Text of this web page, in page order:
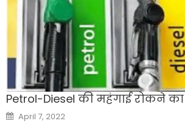
Petrol-Diesel की महंगाई रोकने का
Posted
on
April 7, 2022